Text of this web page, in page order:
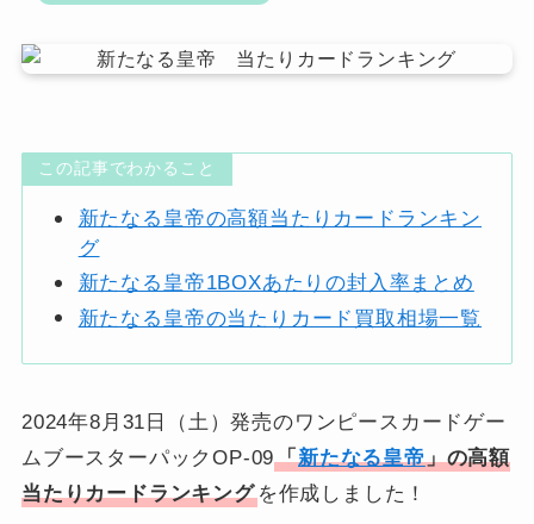
この記事でわかること
新たなる皇帝の高額当たりカードランキン
グ
新たなる皇帝1BOXあたりの封入率まとめ
新たなる皇帝の当たりカード買取相場一覧
2024年8月31日（土）発売のワンピースカードゲー
ムブースターパックOP-09「新たなる皇帝」の高額
当たりカードランキングを作成しました！